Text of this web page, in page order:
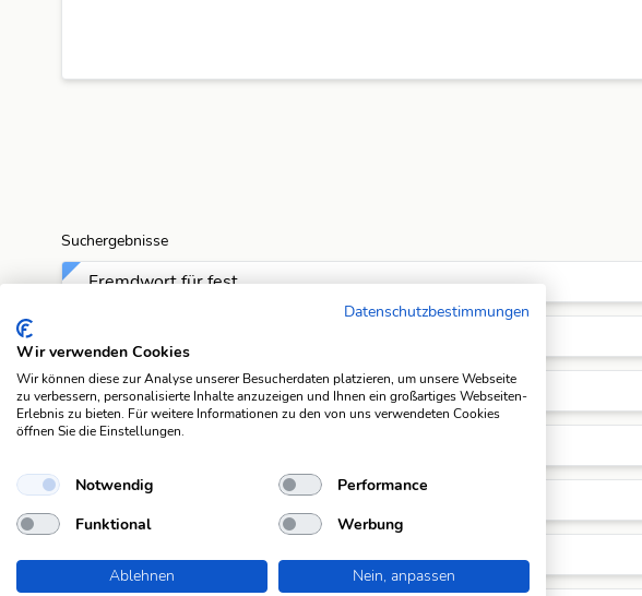
Suchergebnisse
Fremdwort für fest
Fremdwort für Fest
Fremdwort für fest
Fremdwort für fest
Fremdwort für fest
Datenschutzbestimmungen
Wir verwenden Cookies
Wir können diese zur Analyse unserer Besucherdaten platzieren, um unsere Webseite
zu verbessern, personalisierte Inhalte anzuzeigen und Ihnen ein großartiges Webseiten-
Erlebnis zu bieten. Für weitere Informationen zu den von uns verwendeten Cookies
öffnen Sie die Einstellungen.
Notwendig
Performance
Funktional
Werbung
Ablehnen
Nein, anpassen